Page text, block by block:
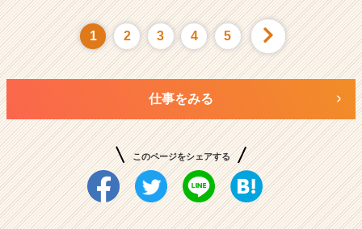
1 2 3 4 5
仕事をみる
このページをシェアする